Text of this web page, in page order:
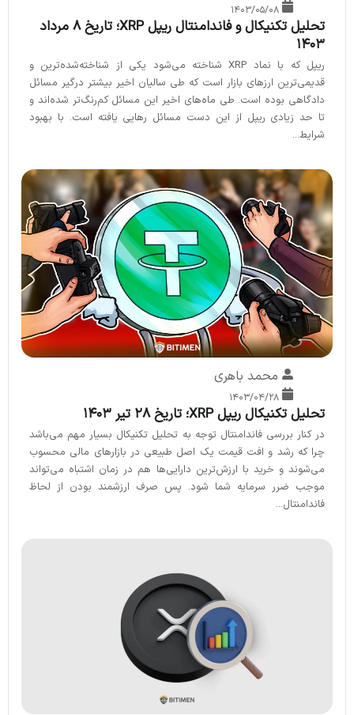
۱۴۰۳/۰۵/۰۸
تحلیل تکنیکال و فاندامنتال ریپل XRP؛ تاریخ ۸ مرداد
۱۴۰۳
ریپل که با نماد XRP شناخته می‌شود یکی از شناخته‌‌شده‌‌ترین و
قدیمی‌ترین ارزهای بازار است که طی سالیان اخیر بیشتر درگیر مسائل
دادگاهی بوده است. طی ماه‌های اخیر این مسائل کم‌رنگ‌تر شده‌اند و
تا حد زیادی ریپل از این دست مسائل رهایی یافته است. با بهبود
شرایط...
محمد باهری
۱۴۰۳/۰۴/۲۸
تحلیل تکنیکال ریپل XRP؛ تاریخ 28 تیر 1403
در کنار بررسی فاندامنتال توجه به تحلیل تکنیکال بسیار مهم می‌باشد
چرا که رشد و افت قیمت یک اصل طبیعی در بازارهای مالی محسوب
می‌شوند و خرید با ارزش‌ترین دارایی‌ها هم در زمان اشتباه می‌تواند
موجب ضرر سرمایه شما شود. پس صرف ارزشمند بودن از لحاظ
فاندامنتال...